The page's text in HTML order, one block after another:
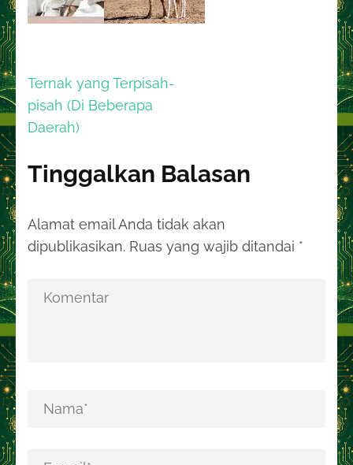
Navigasi
pos
Ternak yang Terpisah-
pisah (Di Beberapa
Daerah)
Tinggalkan Balasan
Alamat email Anda tidak akan
dipublikasikan. Ruas yang wajib ditandai *